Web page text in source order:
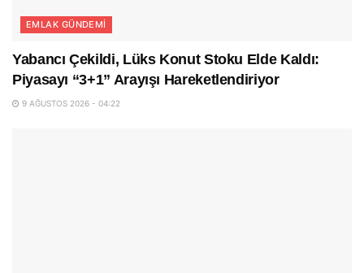
EMLAK GÜNDEMI
Yabancı Çekildi, Lüks Konut Stoku Elde Kaldı:
Piyasayı “3+1” Arayışı Hareketlendiriyor
9 AĞUSTOS 2026 - 04:22